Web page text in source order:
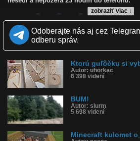
zobraziť viac ↓
LQ
Zverejnené: 6.7.2026 20:42
Páči sa: 91% (45 hlasov)
Obľúbené: 2
Komentárov: 13
Kategória: veda a technika
Tagy: nudil som sa, dráha pre guľky,
História sledovanosti videa:
Odoberajte nás aj cez
odberu správ.
Ktorú guľôčku si
Autor: uhorkac
6 398 videní
BUM!
Autor: slurm
5 698 videní
Minecraft kulomet